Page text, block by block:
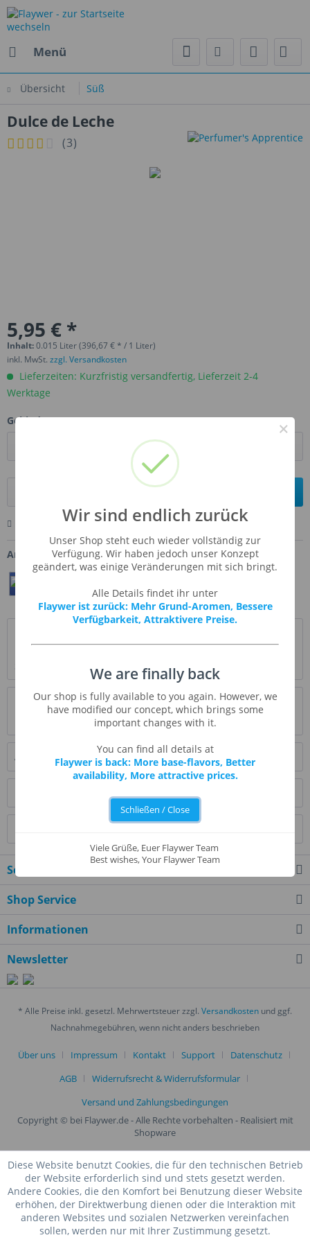
Menü
Übersicht Süß
Dulce de Leche
(3)
5,95 € *
Inhalt:0.015 Liter (396,67 € * / 1 Liter)
inkl. MwSt. zzgl. Versandkosten
Lieferzeiten: Kurzfristig versandfertig, Lieferzeit 2-4
Werktage
Gebinde:
In den
Bewerten Fragen zum Artikel
Artikel-Nr.: TFA-DUDELE
Südamerika ist, wie Dulce de Leche....mehr
Bewertungen
3
Bewertungen lesen, schreiben und diskutieren...
Ähnliche Artikel
Service Hotline
Shop Service
Informationen
Newsletter
* Alle Preise inkl. gesetzl. Mehrwertsteuer zzgl. Versandkosten und ggf.
Nachnahmegebühren, wenn nicht anders beschrieben
Über uns Impressum Kontakt Support
Datenschutz
AGB
Widerrufsrecht & Widerrufsformular
Versand und Zahlungsbedingungen
Copyright © bei Flaywer.de - Alle Rechte vorbehalten - Realisiert mit
Shopware
Diese Website benutzt Cookies, die für den technischen Betrieb
der Website erforderlich sind und stets gesetzt werden.
Andere Cookies, die den Komfort bei Benutzung dieser Website
erhöhen, der Direktwerbung dienen oder die Interaktion mit
anderen Websites und sozialen Netzwerken vereinfachen
sollen, werden nur mit Ihrer Zustimmung gesetzt.
×
Wir sind endlich zurück
Unser Shop steht euch wieder vollständig zur
Verfügung. Wir haben jedoch unser Konzept
geändert, was einige Veränderungen mit sich bringt.
Alle Details findet ihr unter
Flaywer ist zurück: Mehr Grund-Aromen, Bessere
Verfügbarkeit, Attraktivere Preise.
We are finally back
Our shop is fully available to you again. However, we
have modified our concept, which brings some
important changes with it.
You can find all details at
Flaywer is back: More base-flavors, Better
availability, More attractive prices.
Schließen / Close
Viele Grüße, Euer Flaywer Team
Best wishes, Your Flaywer Team